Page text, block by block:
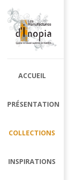
ACCUEIL
PRÉSENTATION
COLLECTIONS
INSPIRATIONS